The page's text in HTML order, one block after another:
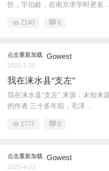
忻，字伯龄，在南京求学时更名 ...
2140 6
点击重新加载 Gowest
2025-7-20
我在涞水县“支左”
我在涞水县“支左” 来源：未知
的作者 三十多年前，毛泽 ...
1777 0
点击重新加载 Gowest
2025-4-23